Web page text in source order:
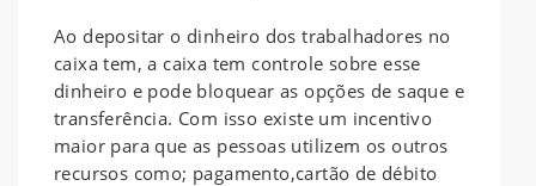
Ao depositar o dinheiro dos trabalhadores no
caixa tem, a caixa tem controle sobre esse
dinheiro e pode bloquear as opções de saque e
transferência. Com isso existe um incentivo
maior para que as pessoas utilizem os outros
recursos como; pagamento,cartão de débito